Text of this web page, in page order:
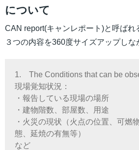
について
CAN report(キャンレポート)と呼ばれ
３つの内容を360度サイズアップしな
1. The Conditions that can be
現場覚知状況：
・報告している現場の場所
・建物階数、部屋数、用途
・火災の現状（火点の位置、可燃
態、延焼の有無等）
など